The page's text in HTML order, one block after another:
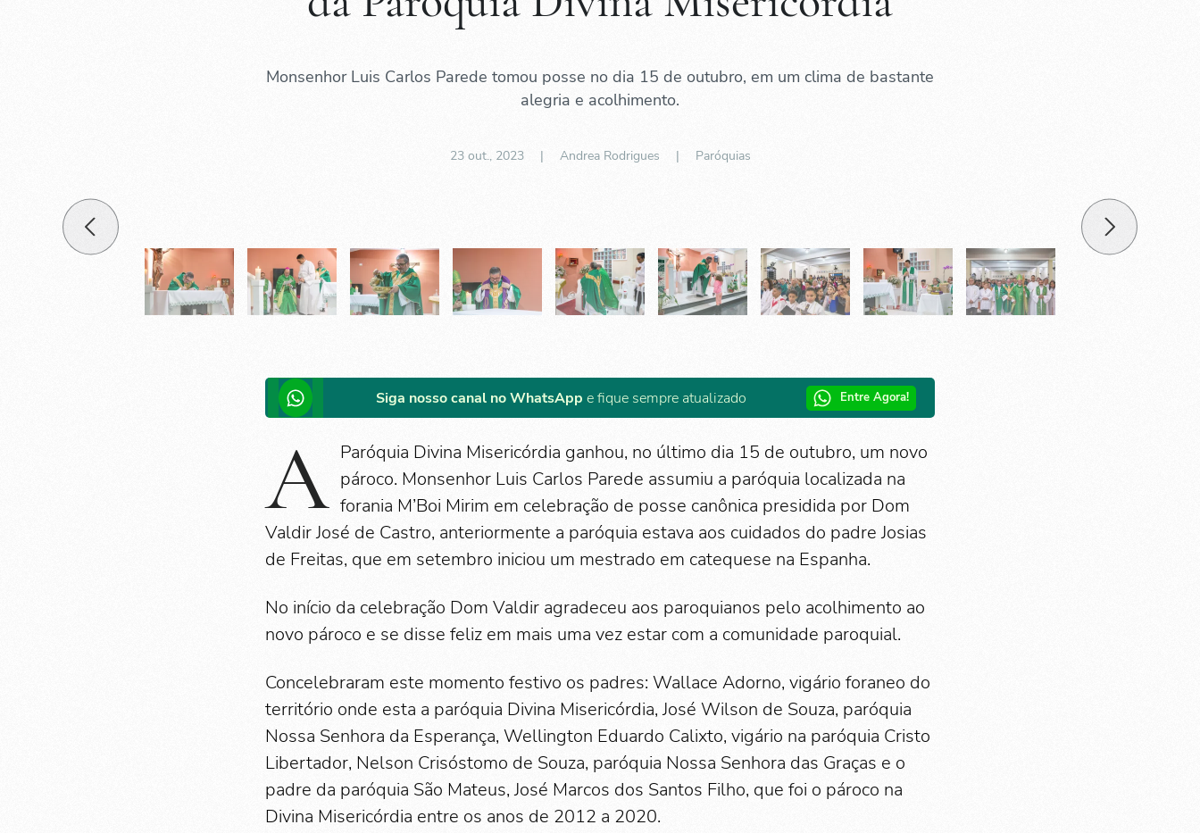
Monsenhor Luis Carlos Parede tomou posse no dia 15 de outubro, em um clima de bastante
alegria e acolhimento.
23 out., 2023| Andrea Rodrigues | Paróquias
Siga nosso canal no WhatsApp e fique sempre atualizado Entre Agora!
A Paróquia Divina Misericórdia ganhou, no último dia 15 de outubro, um novo
pároco. Monsenhor Luis Carlos Parede assumiu a paróquia localizada na
forania M’Boi Mirim em celebração de posse canônica presidida por Dom
Valdir José de Castro, anteriormente a paróquia estava aos cuidados do padre Josias
de Freitas, que em setembro iniciou um mestrado em catequese na Espanha.
No início da celebração Dom Valdir agradeceu aos paroquianos pelo acolhimento ao
novo pároco e se disse feliz em mais uma vez estar com a comunidade paroquial.
Concelebraram este momento festivo os padres: Wallace Adorno, vigário foraneo do
território onde esta a paróquia Divina Misericórdia, José Wilson de Souza, paróquia
Nossa Senhora da Esperança, Wellington Eduardo Calixto, vigário na paróquia Cristo
Libertador, Nelson Crisóstomo de Souza, paróquia Nossa Senhora das Graças e o
padre da paróquia São Mateus, José Marcos dos Santos Filho, que foi o pároco na
Divina Misericórdia entre os anos de 2012 a 2020.